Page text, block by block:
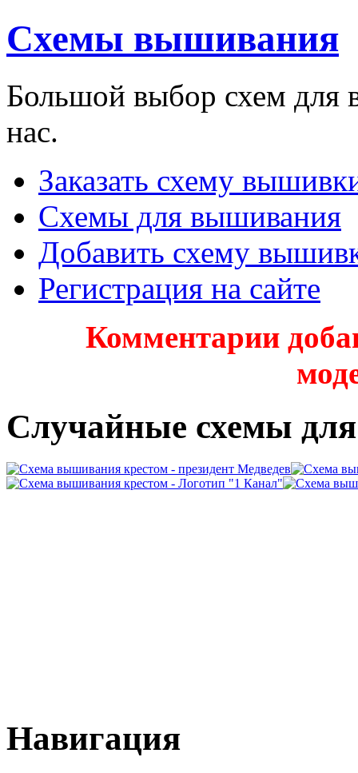
Схемы вышивания
Большой выбор схем для
нас.
Заказать схему
Схемы для вышивания
Добавить схему
Регистрация на сайте
Комментарии
Случайные схемы
Навигация